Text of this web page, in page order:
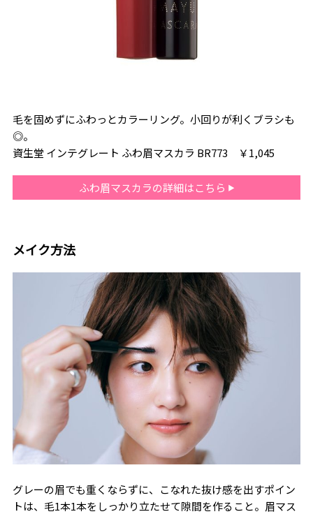
毛を固めずにふわっとカラーリング。小回りが利くブラシも
◎。
資生堂 インテグレート ふわ眉マスカラ BR773 ￥1,045
ふわ眉マスカラの詳細はこちら
メイク方法
グレーの眉でも重くならずに、こなれた抜け感を出すポイン
トは、毛1本1本をしっかり立たせて隙間を作ること。眉マス